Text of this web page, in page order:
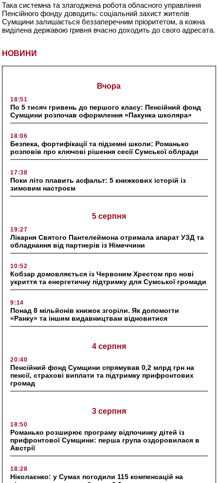
НОВИНИ
Вчора
18:51
По 5 тисяч гривень до першого класу: Пенсійний фонд
Сумщини розпочав оформлення «Пакунка школяра»
18:06
Безпека, фортифікації та підземні школи: Романько
розповів про ключові рішення сесії Сумської облради
17:38
Поки літо плавить асфальт: 5 книжкових історій із
зимовим настроєм
5 серпня
19:27
Лікарня Святого Пантелеймона отримала апарат УЗД та
обладнання від партнерів із Німеччини
10:52
Кобзар домовляється із Червоним Хрестом про нові
укриття та енергетичну підтримку для Сумської громади
9:14
Понад 8 мільйонів книжок згоріли. Як допомогти
«Ранку» та іншим видавництвам відновитися
4 серпня
20:40
Пенсійний фонд Сумщини спрямував 0,2 млрд грн на
пенсії, страхові виплати та підтримку прифронтових
громад
3 серпня
18:50
Романько розширює програму відпочинку дітей із
прифронтової Сумщини: перша група оздоровилася в
Австрії
18:28
Ніколаєнко: у Сумах погодили 115 компенсацій на
Така системна та злагоджена робота обласного управління
Пенсійного фонду доводить: соціальний захист жителів
Сумщини залишається беззаперечним пріоритетом, а кожна
виділена державою гривня вчасно доходить до свого адресата.